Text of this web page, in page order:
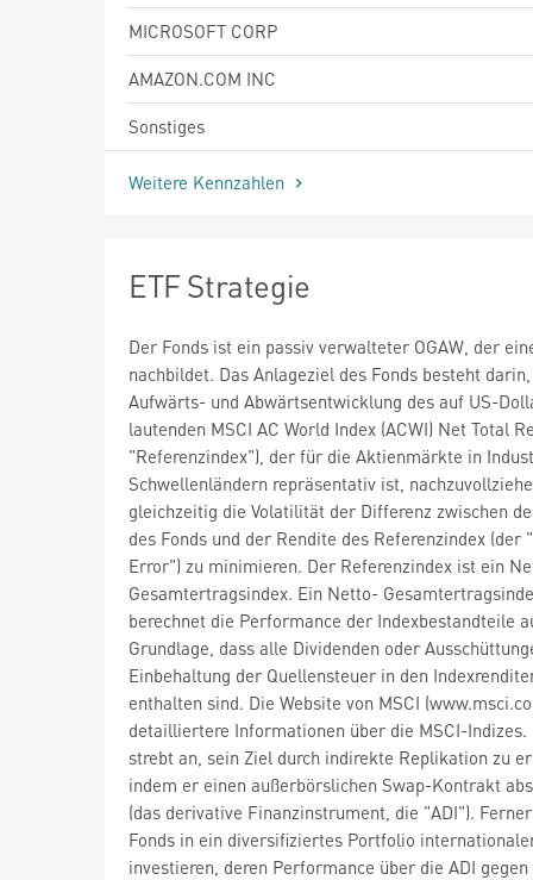
MICROSOFT CORP
AMAZON.COM INC
Sonstiges
Weitere Kennzahlen
ETF Strategie
Der Fonds ist ein passiv verwalteter OGAW, der
nachbildet. Das Anlageziel des Fonds besteht
Aufwärts- und Abwärtsentwicklung des auf US-
lautenden MSCI AC World Index (ACWI) Net Total
"Referenzindex"), der für die Aktienmärkte in
Schwellenländern repräsentativ ist,
gleichzeitig die Volatilität der Differenz zwischen
des Fonds und der Rendite des Referenzindex (der
Error") zu minimieren. Der Referenzindex ist ein
Gesamtertragsindex. Ein Netto-
berechnet die Performance der Indexbestandteile
Grundlage, dass alle Dividenden oder
Einbehaltung der Quellensteuer in den
enthalten sind. Die Website von MSCI
detailliertere Informationen über die MSCI-Indizes.
strebt an, sein Ziel durch indirekte Replikation zu
indem er einen außerbörslichen Swap-Kontrakt
(das derivative Finanzinstrument, die "ADI").
Fonds in ein diversifiziertes Portfolio
investieren, deren Performance über die ADI gegen